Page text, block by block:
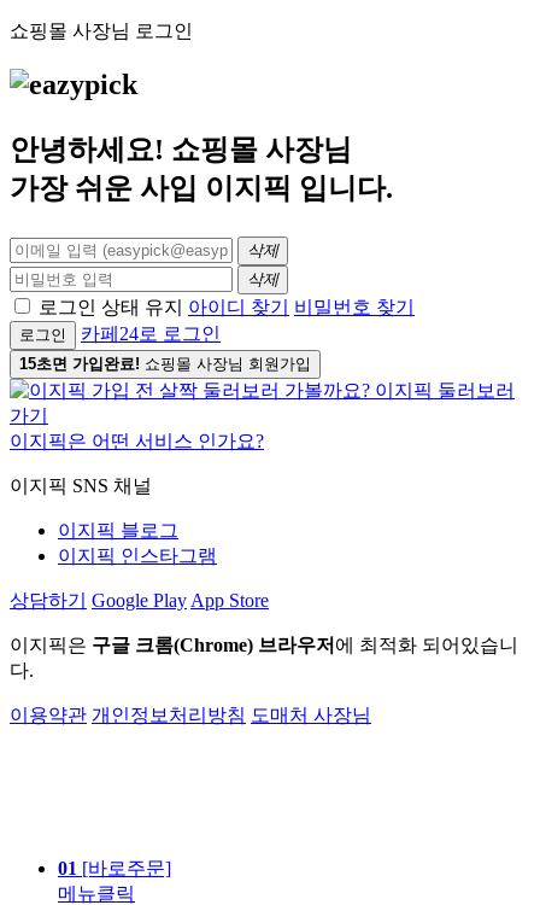
쇼핑몰 사장님 로그인
안녕하세요! 쇼핑몰 사장님
가장 쉬운 사입 이지픽 입니다.
삭제
삭제
로그인 상태 유지 아이디 찾기 비밀번호 찾기
로그인 카페24로 로그인
15초면 가입완료! 쇼핑몰 사장님 회원가입
이지픽은 어떤 서비스 인가요?
이지픽 SNS 채널
이지픽 블로그
이지픽 인스타그램
상담하기 Google Play App Store
이지픽은 구글 크롬(Chrome) 브라우저 에 최적화 되어있습니
다.
이용약관 개인정보처리방침 도매처 사장님
01 [바로주문]
메뉴클릭